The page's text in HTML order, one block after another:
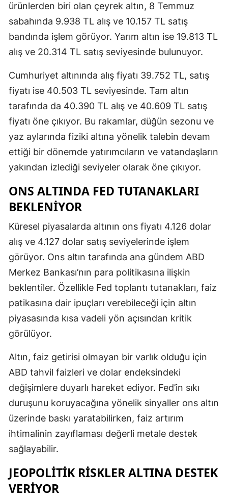
ürünlerden biri olan çeyrek altın, 8 Temmuz
sabahında 9.938 TL alış ve 10.157 TL satış
bandında işlem görüyor. Yarım altın ise 19.813 TL
alış ve 20.314 TL satış seviyesinde bulunuyor.
Cumhuriyet altınında alış fiyatı 39.752 TL, satış
fiyatı ise 40.503 TL seviyesinde. Tam altın
tarafında da 40.390 TL alış ve 40.609 TL satış
fiyatı öne çıkıyor. Bu rakamlar, düğün sezonu ve
yaz aylarında fiziki altına yönelik talebin devam
ettiği bir dönemde yatırımcıların ve vatandaşların
yakından izlediği seviyeler olarak öne çıkıyor.
ONS ALTINDA FED TUTANAKLARI
BEKLENIYOR
Küresel piyasalarda altının ons fiyatı 4.126 dolar
alış ve 4.127 dolar satış seviyelerinde işlem
görüyor. Ons altın tarafında ana gündem ABD
Merkez Bankası’nın para politikasına ilişkin
beklentiler. Özellikle Fed toplantı tutanakları, faiz
patikasına dair ipuçları verebileceği için altın
piyasasında kısa vadeli yön açısından kritik
görülüyor.
Altın, faiz getirisi olmayan bir varlık olduğu için
ABD tahvil faizleri ve dolar endeksindeki
değişimlere duyarlı hareket ediyor. Fed’in sıkı
duruşunu koruyacağına yönelik sinyaller ons altın
üzerinde baskı yaratabilirken, faiz artırım
ihtimalinin zayıflaması değerli metale destek
sağlayabilir.
JEOPOLITIK RISKLER ALTINA DESTEK
VERIYOR